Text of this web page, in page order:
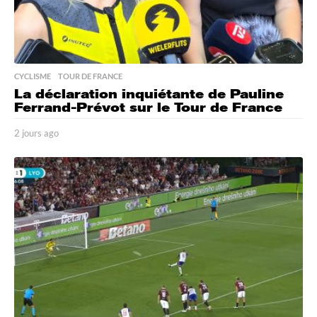
CYCLISME ,TOUR DE FRANCE
La déclaration inquiétante de Pauline
Ferrand-Prévot sur le Tour de France
2 jours ago
o
u
r
s
a
g
o